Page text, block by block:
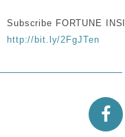
Subscribe FORTUNE
http://bit.ly/2FgJTen